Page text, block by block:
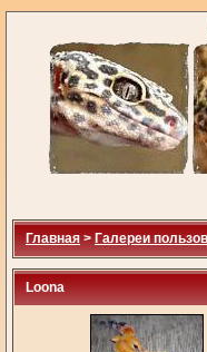
Главная > Галереи
Loona